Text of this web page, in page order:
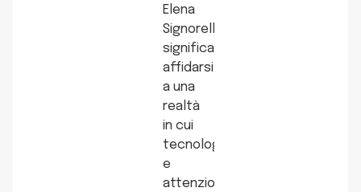
Elena
Signorelli
significa
affidarsi
a una
realtà
in cui
tecnologia
e
attenzione